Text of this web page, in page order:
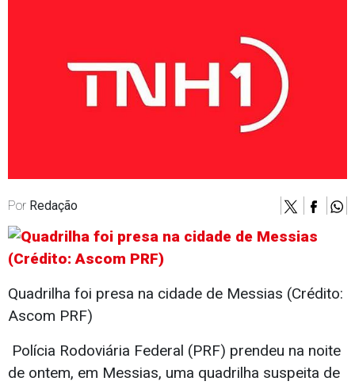
Por Redação
Quadrilha foi presa na cidade de Messias (Crédito:
Ascom PRF)
Polícia Rodoviária Federal (PRF) prendeu na noite
de ontem, em Messias, uma quadrilha suspeita de